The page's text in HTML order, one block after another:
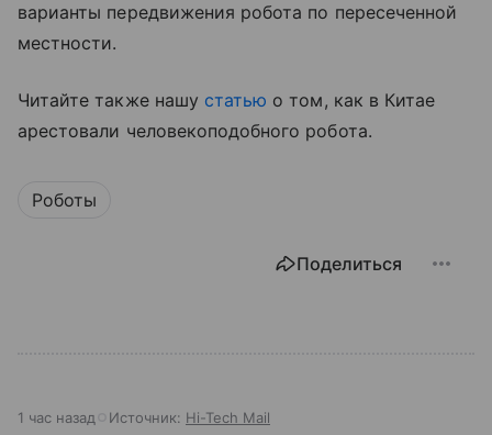
варианты передвижения робота по пересеченной
местности.
Читайте также нашу статью о том, как в Китае
арестовали человекоподобного робота.
Роботы
Поделиться
1 час назад Источник: Hi-Tech Mail